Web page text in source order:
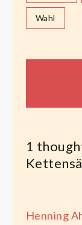
Wahl
1
Henning